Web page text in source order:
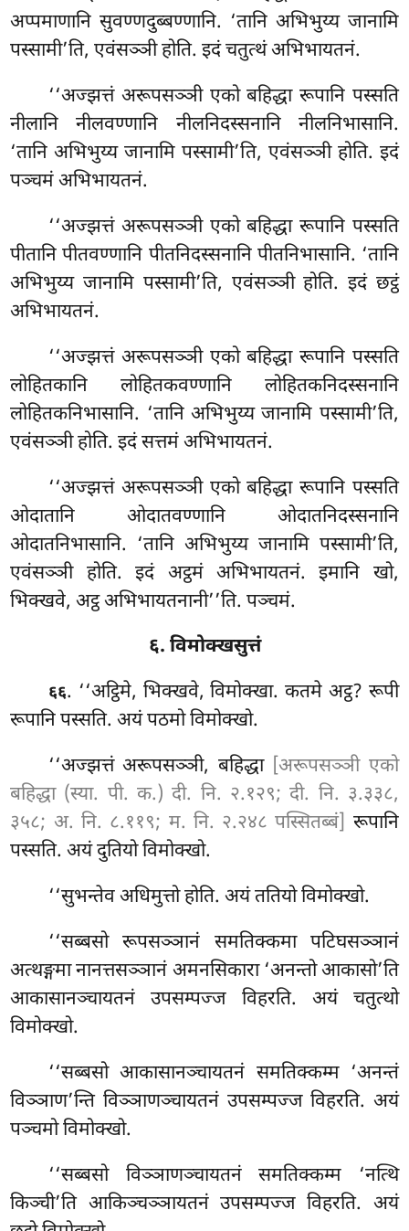
अप्पमाणानि सुवण्णदुब्बण्णानि. ‘तानि अभिभुय्य जानामि
पस्सामी’ति, एवंसञ्ञी होति. इदं चतुत्थं अभिभायतनं.
‘‘अज्झत्तं अरूपसञ्ञी एको बहिद्धा रूपानि पस्सति
नीलानि नीलवण्णानि नीलनिदस्सनानि नीलनिभासानि.
‘तानि अभिभुय्य जानामि पस्सामी’ति, एवंसञ्ञी होति. इदं
पञ्चमं अभिभायतनं.
‘‘अज्झत्तं अरूपसञ्ञी एको बहिद्धा रूपानि पस्सति
पीतानि पीतवण्णानि पीतनिदस्सनानि पीतनिभासानि. ‘तानि
अभिभुय्य जानामि पस्सामी’ति, एवंसञ्ञी होति. इदं छट्ठं
अभिभायतनं.
‘‘अज्झत्तं अरूपसञ्ञी एको बहिद्धा रूपानि पस्सति
लोहितकानि लोहितकवण्णानि लोहितकनिदस्सनानि
लोहितकनिभासानि. ‘तानि अभिभुय्य जानामि पस्सामी’ति,
एवंसञ्ञी होति. इदं सत्तमं अभिभायतनं.
‘‘अज्झत्तं अरूपसञ्ञी एको बहिद्धा रूपानि पस्सति
ओदातानि ओदातवण्णानि ओदातनिदस्सनानि
ओदातनिभासानि. ‘तानि अभिभुय्य जानामि पस्सामी’ति,
एवंसञ्ञी होति. इदं अट्ठमं अभिभायतनं. इमानि खो,
भिक्खवे, अट्ठ अभिभायतनानी’’ति. पञ्चमं.
६. विमोक्खसुत्तं
६६. ‘‘अट्ठिमे, भिक्खवे, विमोक्खा. कतमे अट्ठ? रूपी
रूपानि पस्सति. अयं पठमो विमोक्खो.
‘‘अज्झत्तं अरूपसञ्ञी, बहिद्धा [अरूपसञ्ञी एको
बहिद्धा (स्या. पी. क.) दी. नि. २.१२९; दी. नि. ३.३३८,
३५८; अ. नि. ८.११९; म. नि. २.२४८ पस्सितब्बं] रूपानि
पस्सति. अयं दुतियो विमोक्खो.
‘‘सुभन्तेव अधिमुत्तो होति. अयं ततियो विमोक्खो.
‘‘सब्बसोरूपसञ्ञानं समतिक्कमा पटिघसञ्ञानं
अत्थङ्गमा नानत्तसञ्ञानं अमनसिकारा ‘अनन्तोआकासो’ति
आकासानञ्चायतनं उपसम्पज्ज विहरति. अयं चतुत्थो
विमोक्खो.
‘‘सब्बसो आकासानञ्चायतनं समतिक्कम्म ‘अनन्तं
विञ्ञाण’न्ति विञ्ञाणञ्चायतनं उपसम्पज्ज विहरति. अयं
पञ्चमो विमोक्खो.
‘‘सब्बसो विञ्ञाणञ्चायतनं समतिक्कम्म ‘नत्थि
किञ्ची’ति आकिञ्चञ्ञायतनं उपसम्पज्ज विहरति. अयं